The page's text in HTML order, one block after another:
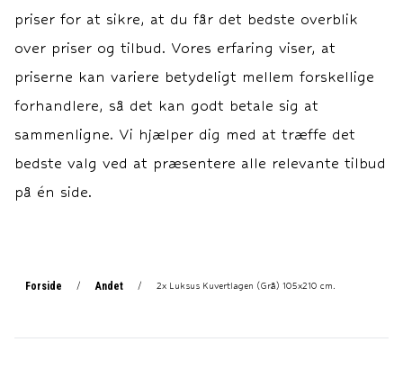
priser for at sikre, at du får det bedste overblik
over priser og tilbud. Vores erfaring viser, at
priserne kan variere betydeligt mellem forskellige
forhandlere, så det kan godt betale sig at
sammenligne. Vi hjælper dig med at træffe det
bedste valg ved at præsentere alle relevante tilbud
på én side.
Forside / Andet / 2x Luksus Kuvertlagen (Grå) 105x210 cm.